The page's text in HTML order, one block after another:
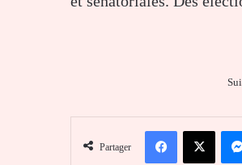
Partager
FacebookX